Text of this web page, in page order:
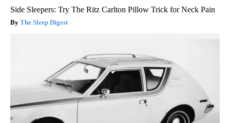
Side Sleepers: Try The Ritz Carlton Pillow Trick for Neck Pain
The Sleep Digest